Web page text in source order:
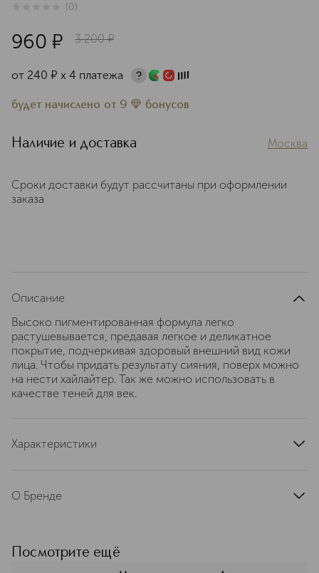
(0)
960 ¤ 3 200 ¤
от 240 ¤ х 4 платежа
будет начислено от 9 бонусов
Наличие и доставка Москва
Сроки доставки будут рассчитаны при оформлении
заказа
Описание
Высоко пигментированная формула легко
растушевывается, предавая легкое и деликатное
покрытие, подчеркивая здоровый внешний вид кожи
лица. Чтобы придать результату сияния, поверх можно
на нести хайлайтер. Так же можно использовать в
качестве теней для век.
Характеристики
О Бренде
декоративной косметики,
основанный в 1992 году Сержем Луи
Посмотрите ещё